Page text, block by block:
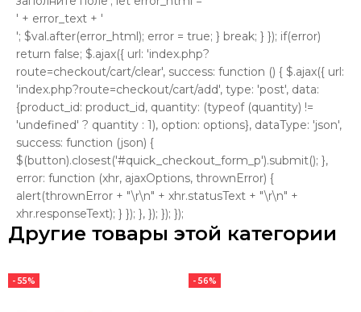
' + error_text + '
'; $val.after(error_html); error = true; } break; } }); if(error)
return false; $.ajax({ url: 'index.php?
route=checkout/cart/clear', success: function () { $.ajax({ url:
'index.php?route=checkout/cart/add', type: 'post', data:
{product_id: product_id, quantity: (typeof (quantity) !=
'undefined' ? quantity : 1), option: options}, dataType: 'json',
success: function (json) {
$(button).closest('#quick_checkout_form_p').submit(); },
error: function (xhr, ajaxOptions, thrownError) {
alert(thrownError + "\r\n" + xhr.statusText + "\r\n" +
xhr.responseText); } }); }, }); }); });
Другие товары этой категории
- 55% - 56%